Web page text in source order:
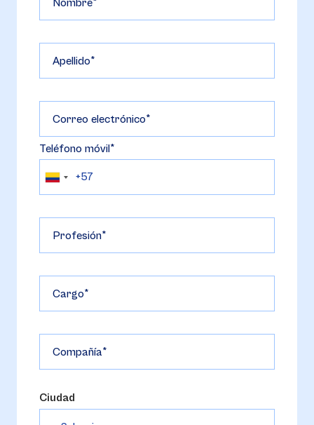
Nombre
Apellido
Correo electrónico
Teléfono móvil
Profesión
Cargo
Compañía
Ciudad